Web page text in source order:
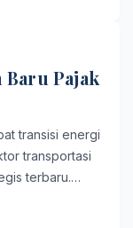
Pajak
transisi energi
transportasi
terbaru.…